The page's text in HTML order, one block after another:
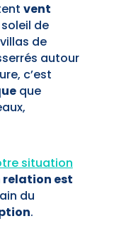
vent
de
de
autour
c’est
que
situation
relation est
du
.